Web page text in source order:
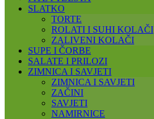
SLATKO
TORTE
ROLATI I SUHI KOLAČI
ZALIVENI KOLAČI
SUPE I ČORBE
SALATE I PRILOZI
ZIMNICA I SAVJETI
ZIMNICA I SAVJETI
ZAČINI
SAVJETI
NAMIRNICE